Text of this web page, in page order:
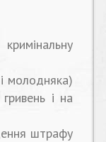
молодняка)
і на
штрафу